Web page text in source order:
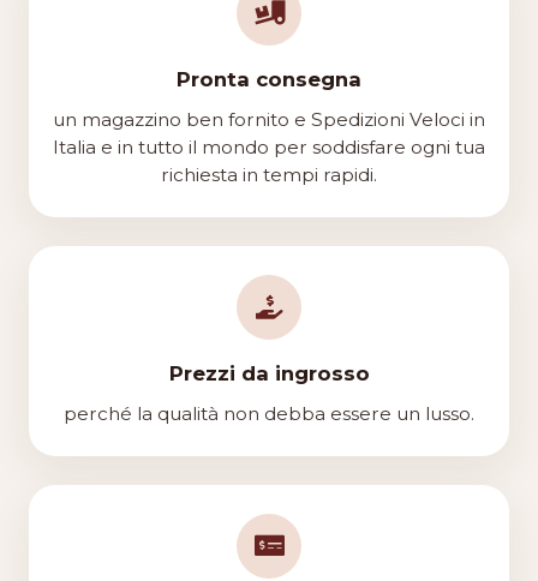
Pronta consegna
un magazzino ben fornito e Spedizioni Veloci in
Italia e in tutto il mondo per soddisfare ogni tua
richiesta in tempi rapidi.
Prezzi da ingrosso
perché la qualità non debba essere un lusso.